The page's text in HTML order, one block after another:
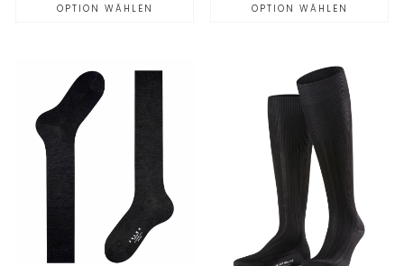
OPTION WÄHLEN OPTION WÄHLEN